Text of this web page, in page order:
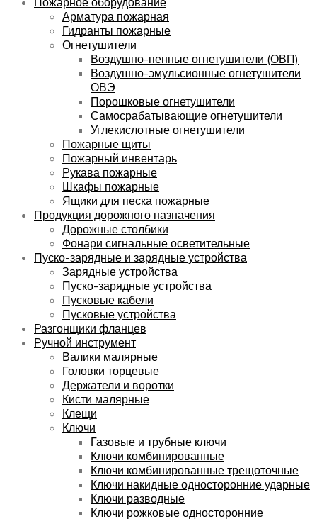
Арматура пожарная
Гидранты пожарные
Огнетушители
Воздушно-пенные огнетушители (ОВП)
Воздушно-эмульсионные огнетушители
ОВЭ
Порошковые огнетушители
Самосрабатывающие огнетушители
Углекислотные огнетушители
Пожарные щиты
Пожарный инвентарь
Рукава пожарные
Шкафы пожарные
Ящики для песка пожарные
Продукция дорожного назначения
Дорожные столбики
Фонари сигнальные осветительные
Пуско-зарядные и зарядные устройства
Зарядные устройства
Пуско-зарядные устройства
Пусковые кабели
Пусковые устройства
Разгонщики фланцев
Ручной инструмент
Валики малярные
Головки торцевые
Держатели и воротки
Кисти малярные
Клещи
Ключи
Газовые и трубные ключи
Ключи комбинированные
Ключи комбинированные трещоточные
Ключи накидные односторонние ударные
Ключи разводные
Ключи рожковые односторонние